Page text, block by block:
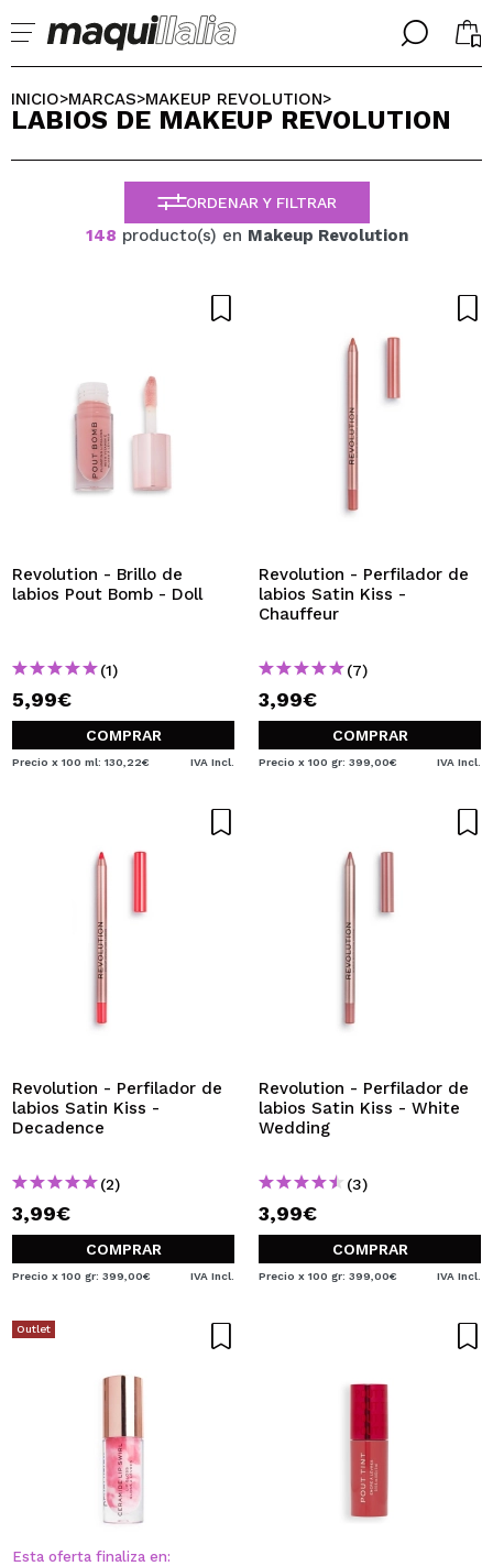
╳
Ya soy #maquilover, tengo cuenta
No tengo cuenta aquí
QUIERO REGISTRARME
tus compras rápidamente, revisar el estado de tus
pedidos y consultar tus operaciones anteriores.
CREAR CUENTA
╳
SELECCIONA TU IDIOMA
ESPAÑOL
ENGLISH
FRANCES
ALEMAN
INICIO>MARCAS>MAKEUP REVOLUTION>
LABIOS DE MAKEUP REVOLUTION
ORDENAR Y FILTRAR
148 producto(s) en Makeup Revolution
Revolution - Brillo de
labios Pout Bomb - Doll
(1)
5,99€
COMPRAR
Precio x 100 ml: 130,22€ IVA Incl.
Revolution - Perfilador de
labios Satin Kiss -
Chauffeur
(7)
3,99€
COMPRAR
Precio x 100 gr: 399,00€ IVA Incl.
Revolution - Perfilador de
labios Satin Kiss -
Decadence
(2)
3,99€
COMPRAR
Precio x 100 gr: 399,00€ IVA Incl.
Revolution - Perfilador de
labios Satin Kiss - White
Wedding
(3)
3,99€
COMPRAR
Precio x 100 gr: 399,00€ IVA Incl.
Outlet
Esta oferta finaliza en: